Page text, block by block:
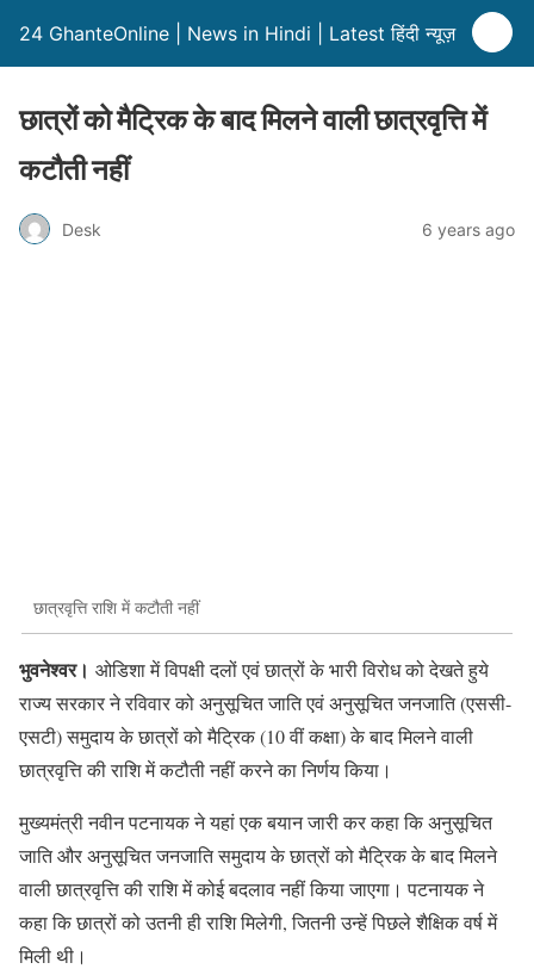
24 GhanteOnline | News in Hindi | Latest हिंदी न्यूज़
छात्रों को मैट्रिक के बाद मिलने वाली छात्रवृत्ति में
कटौती नहीं
Desk 6 years ago
छात्रवृत्ति राशि में कटौती नहीं
भुवनेश्वर। ओडिशा में विपक्षी दलों एवं छात्रों के भारी विरोध को देखते हुये
राज्य सरकार ने रविवार को अनुसूचित जाति एवं अनुसूचित जनजाति (एससी-
एसटी) समुदाय के छात्रों को मैट्रिक (10 वीं कक्षा) के बाद मिलने वाली
छात्रवृत्ति की राशि में कटौती नहीं करने का निर्णय किया।
मुख्यमंत्री नवीन पटनायक ने यहां एक बयान जारी कर कहा कि अनुसूचित
जाति और अनुसूचित जनजाति समुदाय के छात्रों को मैट्रिक के बाद ​मिलने
वाली छात्रवृत्ति की राशि में कोई बदलाव नहीं किया जाएगा। पटनायक ने
कहा कि छात्रों को उतनी ही राशि मिलेगी, जितनी उन्हें पिछले शैक्षिक वर्ष में
मिली थी।